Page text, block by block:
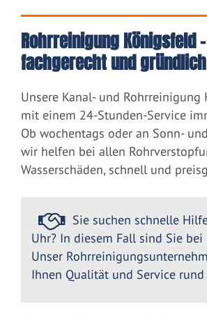
Rohrreinigung Königsfeld
fachgerecht und gründlich
Unsere Kanal- und
mit einem 24-Stunden-Service
Ob wochentags oder an Sonn-
wir helfen bei allen
Wasserschäden, schnell und
Sie suchen schnelle
Uhr? In diesem Fall sind Sie
Unser
Ihnen Qualität und Service